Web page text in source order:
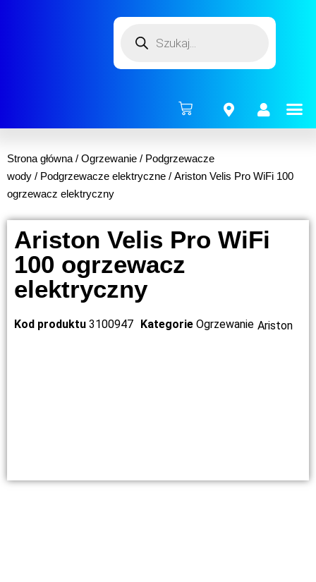
Strona główna / Ogrzewanie / Podgrzewacze
wody / Podgrzewacze elektryczne / Ariston Velis Pro WiFi 100
ogrzewacz elektryczny
Ariston Velis Pro WiFi
100 ogrzewacz
elektryczny
Kod produktu 3100947 Kategorie Ogrzewanie Ariston